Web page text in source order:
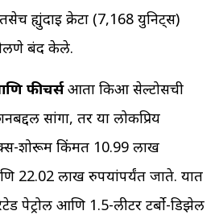
ह्युंदाई क्रेटा (7,168 युनिट्स)
बंद केले.
फीचर्सआता किआ सेल्टोसची
सांगा, तर या लोकप्रिय
शोरूम किंमत 10.99 लाख
22.02 लाख रुपयांपर्यंत जाते. यात
पेट्रोल आणि 1.5-लीटर टर्बो-डिझेल